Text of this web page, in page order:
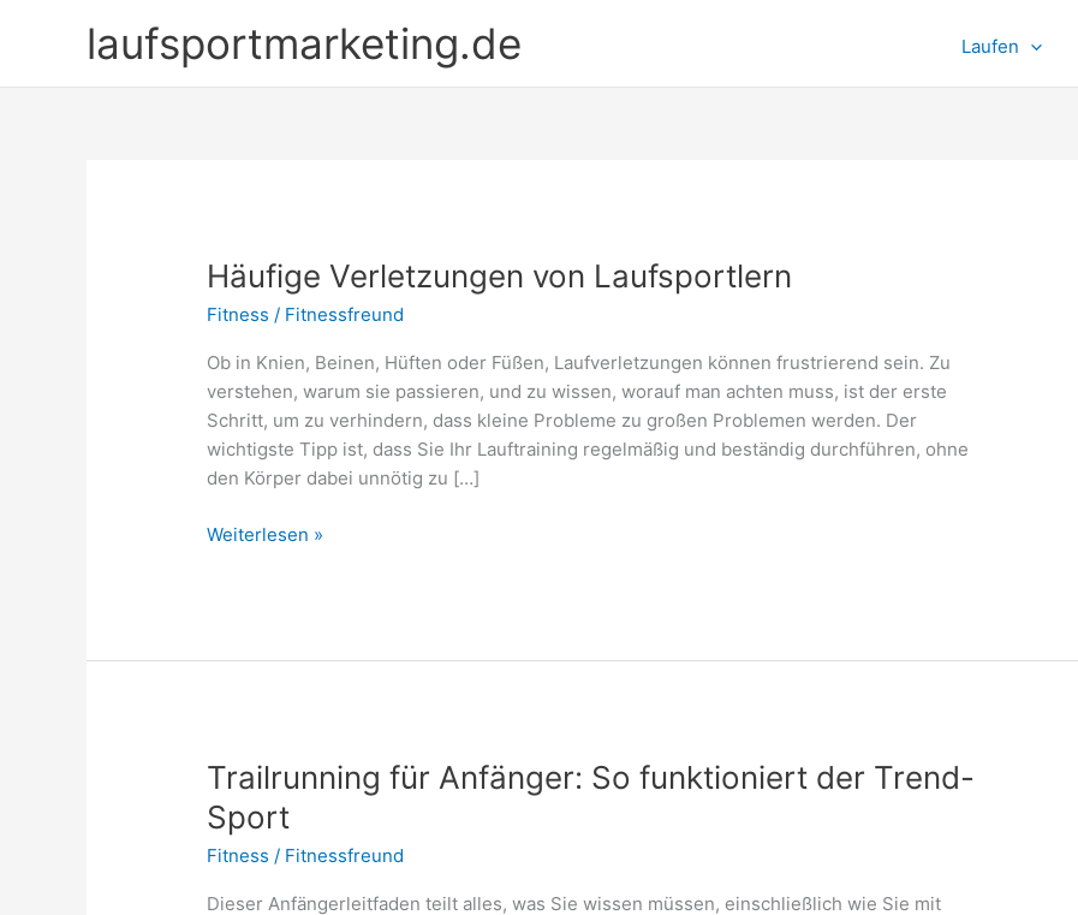
laufsportmarketing.de Laufen
Häufige Verletzungen von Laufsportlern
Fitness / Fitnessfreund
Ob in Knien, Beinen, Hüften oder Füßen, Laufverletzungen können frustrierend sein. Zu
verstehen, warum sie passieren, und zu wissen, worauf man achten muss, ist der erste
Schritt, um zu verhindern, dass kleine Probleme zu großen Problemen werden. Der
wichtigste Tipp ist, dass Sie Ihr Lauftraining regelmäßig und beständig durchführen, ohne
den Körper dabei unnötig zu […]
Häufige
Weiterlesen »
Trailrunning für Anfänger: So funktioniert der Trend-
Sport
Fitness / Fitnessfreund
Dieser Anfängerleitfaden teilt alles, was Sie wissen müssen, einschließlich wie Sie mit